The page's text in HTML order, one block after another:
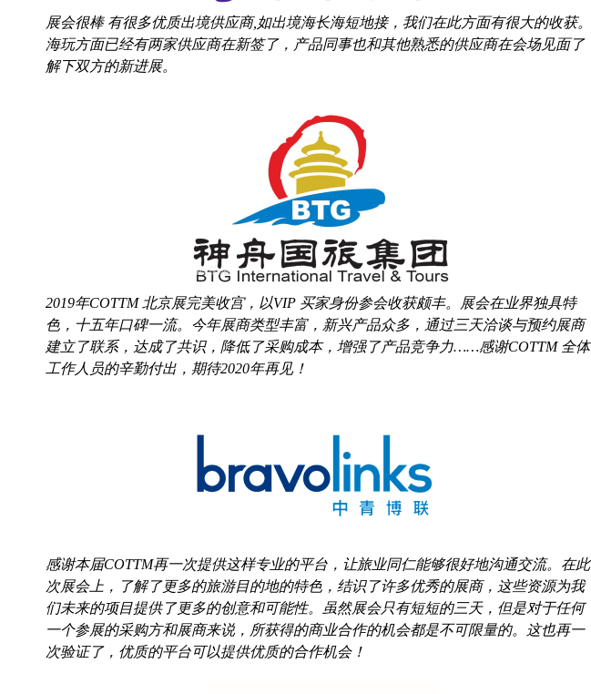
展会很棒 有很多优质出境供应商,如出境海长海短地接，我们在此方面有很大的收获。
海玩方面已经有两家供应商在新签了，产品同事也和其他熟悉的供应商在会场见面了
解下双方的新进展。
2019年COTTM 北京展完美收宫，以VIP 买家身份参会收获颇丰。展会在业界独具特
色，十五年口碑一流。今年展商类型丰富，新兴产品众多，通过三天洽谈与预约展商
建立了联系，达成了共识，降低了采购成本，增强了产品竞争力……感谢COTTM 全体
工作人员的辛勤付出，期待2020年再见！
感谢本届COTTM再一次提供这样专业的平台，让旅业同仁能够很好地沟通交流。在此
次展会上，了解了更多的旅游目的地的特色，结识了许多优秀的展商，这些资源为我
们未来的项目提供了更多的创意和可能性。虽然展会只有短短的三天，但是对于任何
一个参展的采购方和展商来说，所获得的商业合作的机会都是不可限量的。这也再一
次验证了，优质的平台可以提供优质的合作机会！